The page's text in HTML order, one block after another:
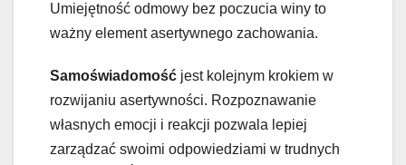
Umiejętność odmowy bez poczucia winy to
ważny element asertywnego zachowania.
Samoświadomość jest kolejnym krokiem w
rozwijaniu asertywności. Rozpoznawanie
własnych emocji i reakcji pozwala lepiej
zarządzać swoimi odpowiedziami w trudnych